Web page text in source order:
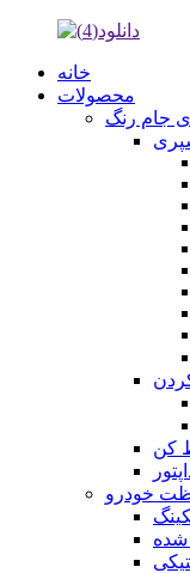
خانه
محصولات
جام رنگ
کن
خودرو